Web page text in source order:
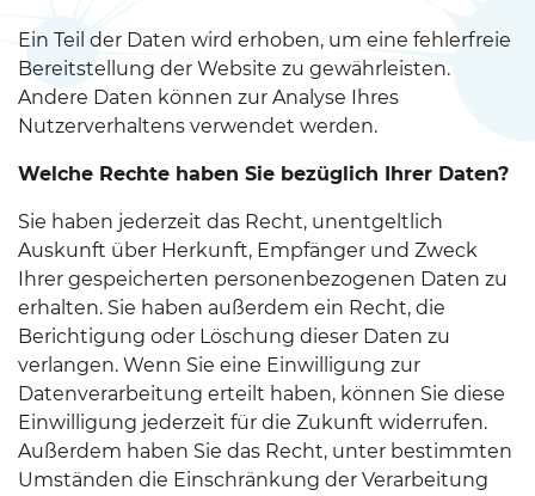
Ein Teil der Daten wird erhoben, um eine fehlerfreie
Bereitstellung der Website zu gewährleisten.
Andere Daten können zur Analyse Ihres
Nutzerverhaltens verwendet werden.
Welche Rechte haben Sie bezüglich Ihrer Daten?
Sie haben jederzeit das Recht, unentgeltlich
Auskunft über Herkunft, Empfänger und Zweck
Ihrer gespeicherten personenbezogenen Daten zu
erhalten. Sie haben außerdem ein Recht, die
Berichtigung oder Löschung dieser Daten zu
verlangen. Wenn Sie eine Einwilligung zur
Datenverarbeitung erteilt haben, können Sie diese
Einwilligung jederzeit für die Zukunft widerrufen.
Außerdem haben Sie das Recht, unter bestimmten
Umständen die Einschränkung der Verarbeitung